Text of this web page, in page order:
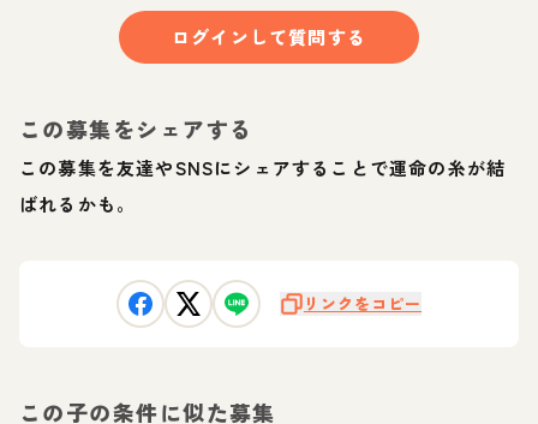
ログインして質問する
この募集をシェアする
この募集を友達やSNSにシェアすることで運命の糸が結
ばれるかも。
リンクをコピー
この子の条件に似た募集